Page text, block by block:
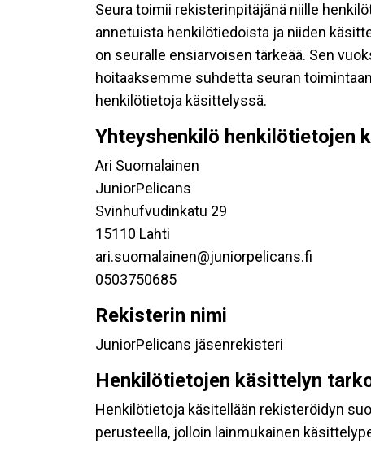
Seura toimii rekisterinpitäjänä niille
annetuista henkilötiedoista ja niiden
on seuralle ensiarvoisen tärkeää. Sen
hoitaaksemme suhdetta seuran
henkilötietoja käsittelyssä.
Yhteyshenkilö henkilötietojen
Ari Suomalainen
JuniorPelicans
Svinhufvudinkatu 29
15110 Lahti
ari.suomalainen@juniorpelicans.fi
0503750685
Rekisterin nimi
JuniorPelicans jäsenrekisteri
Henkilötietojen käsittelyn
Henkilötietoja käsitellään rekisteröidyn
perusteella, jolloin lainmukainen